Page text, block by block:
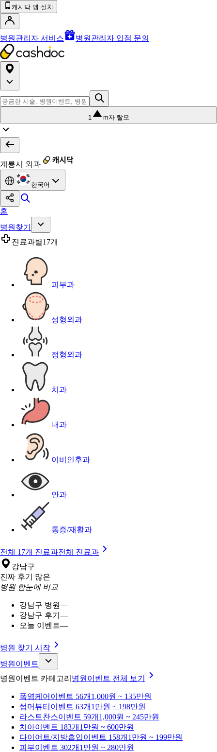
캐시닥 앱 설치
병원관리자 서비스 병원관리자 입점 문의
1 m자 탈모
계룡시 외과
한국어
홈
병원찾기
진료과별17개
피부과
성형외과
정형외과
치과
내과
이비인후과
안과
통증/재활과
전체 17개 진료과전체 진료과
강남구
진짜 후기 많은
병원 한눈에 비교
강남구 병원—
강남구 후기 —
오늘 이벤트—
병원 찾기 시작
병원이벤트
병원이벤트 카테고리 병원이벤트 전체 보기
폭염케어 이벤트 56개 1,000원 ~ 135만원
썸머뷰티 이벤트 63개 1만원 ~ 198만원
라스트찬스이벤트 59개 1,000원 ~ 245만원
치아이벤트 183개 1만원 ~ 600만원
다이어트/지방흡입이벤트 158개 1만원 ~ 199만원
피부이벤트 302개 1만원 ~ 280만원